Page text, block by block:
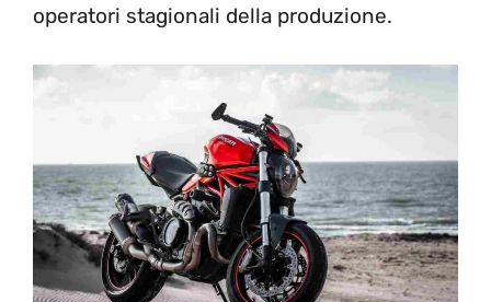
operatori stagionali della produzione.